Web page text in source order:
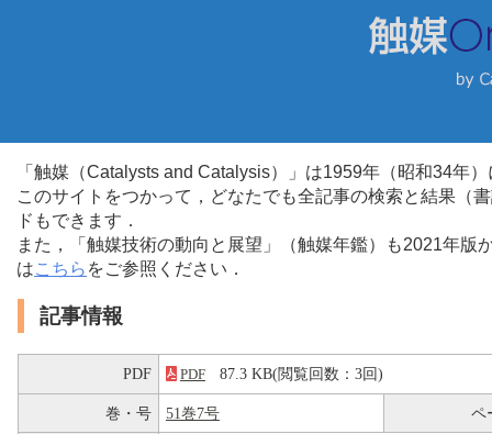
「触媒（Catalysts and Catalysis）」は1959年（昭和34年
このサイトをつかって，どなたでも全記事の検索と結果（
ドもできます．
また，「触媒技術の動向と展望」（触媒年鑑）も2021年
はこちら をご参照ください．
記事情報
PDF PDF 87.3 KB(閲覧回数：3回)
巻・号 51巻7号 ペ